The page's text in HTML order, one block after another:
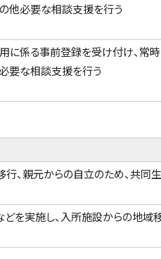
他必要な相談支援を行う
に係る事前登録を受け付け、常
要な相談支援を行う
、親元からの自立のため、共同
を実施し、入所施設からの地域